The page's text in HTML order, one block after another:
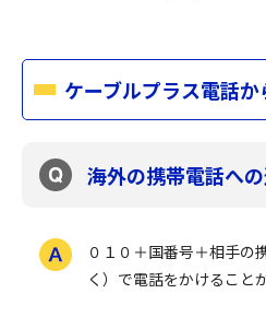
ケーブルプラス電話
海外の携帯電話へ
０１０＋国番号＋相手の
く）で電話をかけること